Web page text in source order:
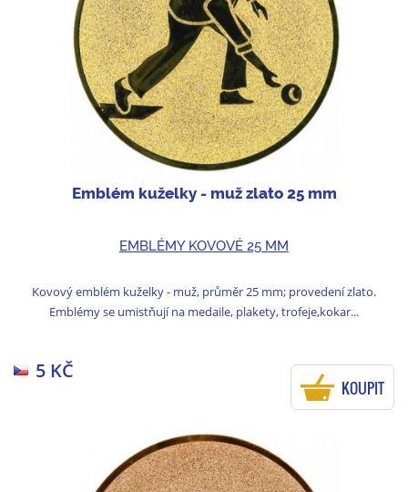
Emblém kuželky - muž zlato 25 mm
EMBLÉMY KOVOVÉ 25 MM
Kovový emblém kuželky - muž, průměr 25 mm; provedení zlato.
Emblémy se umistňují na medaile, plakety, trofeje,kokar...
5 KČ
KOUPIT